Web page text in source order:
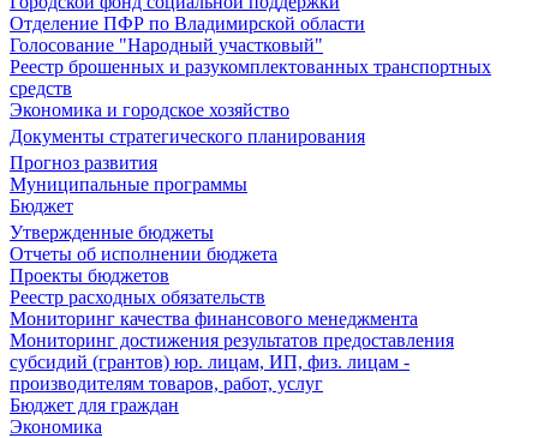
Отделение ПФР по Владимирской области
Голосование "Народный участковый"
Реестр брошенных и разукомплектованных транспортных
средств
Экономика и городское хозяйство
Документы стратегического планирования
Прогноз развития
Муниципальные программы
Бюджет
Утвержденные бюджеты
Отчеты об исполнении бюджета
Проекты бюджетов
Реестр расходных обязательств
Мониторинг качества финансового менеджмента
Мониторинг достижения результатов предоставления
субсидий (грантов) юр. лицам, ИП, физ. лицам -
производителям товаров, работ, услуг
Бюджет для граждан
Экономика